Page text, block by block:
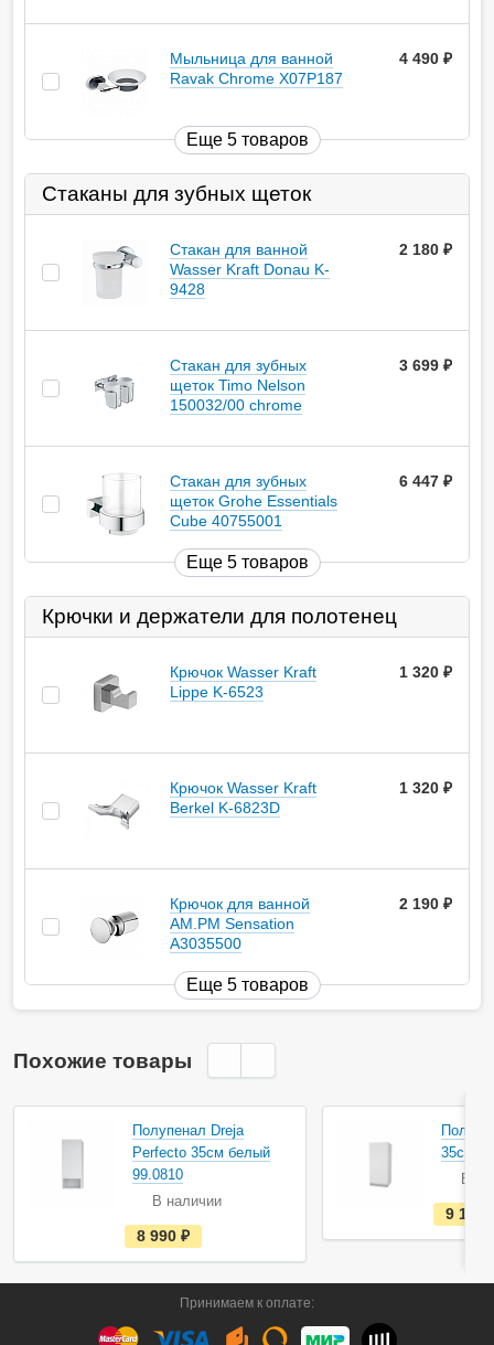
Мыльница для ванной
Ravak Chrome X07P187
4 490
Еще 5 товаров
Стаканы для зубных щеток
Стакан для ванной
Wasser Kraft Donau K-
9428
2 180
Стакан для зубных
щеток Timo Nelson
150032/00 chrome
3 699
Стакан для зубных
щеток Grohe Essentials
Cube 40755001
6 447
Еще 5 товаров
Крючки и держатели для полотенец
Крючок Wasser Kraft
Lippe K-6523
1 320
Крючок Wasser Kraft
Berkel K-6823D
1 320
Крючок для ванной
AM.PM Sensation
A3035500
2 190
Еще 5 товаров
Похожие товары
Полупенал Dreja
Perfecto 35см белый
99.0810
В наличии
е
с
т
н
л
8 990
35см
В
9 170
Принимаем к оплате: